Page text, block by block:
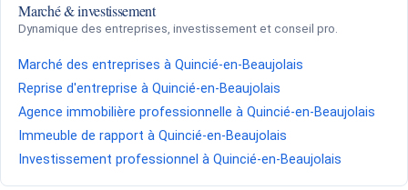
Marché & investissement
Dynamique des entreprises, investissement et conseil pro.
Marché des entreprises à Quincié-en-Beaujolais
Reprise d'entreprise à Quincié-en-Beaujolais
Agence immobilière professionnelle à Quincié-en-Beaujolais
Immeuble de rapport à Quincié-en-Beaujolais
Investissement professionnel à Quincié-en-Beaujolais